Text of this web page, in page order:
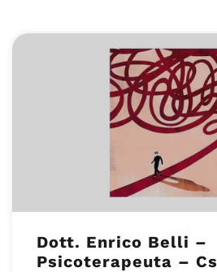
Dott. Enrico Belli –
Psicoterapeuta – Cs